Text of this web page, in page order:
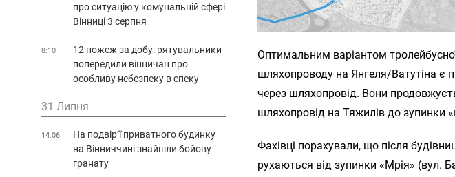
Оптимальним варіантом
шляхопроводу на Янгеля/Ватутіна
через шляхопровід. Вони
шляхопровід на Тяжилів до зупинки
Фахівці порахували, що після
рухаються від зупинки «Мрія» (вул.
про ситуацію у комунальній сфері
Вінниці 3 серпня
8:10
12 пожеж за добу: рятувальники
попередили вінничан про
особливу небезпеку в спеку
31 Липня
14:06
На подвір’ї приватного будинку
на Вінниччині знайшли бойову
гранату